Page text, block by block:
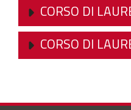
CORSO DI
CORSO DI